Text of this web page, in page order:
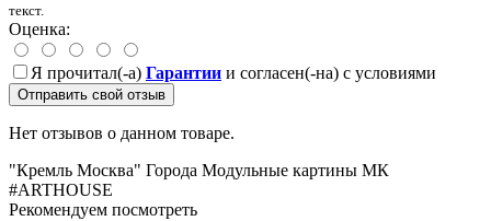
текст.
Оценка:
Я прочитал(-а) Гарантии и согласен(-на) с условиями
Отправить свой отзыв
Нет отзывов о данном товаре.
"Кремль Москва" Города Модульные картины МК
#ARTHOUSE
Рекомендуем посмотреть